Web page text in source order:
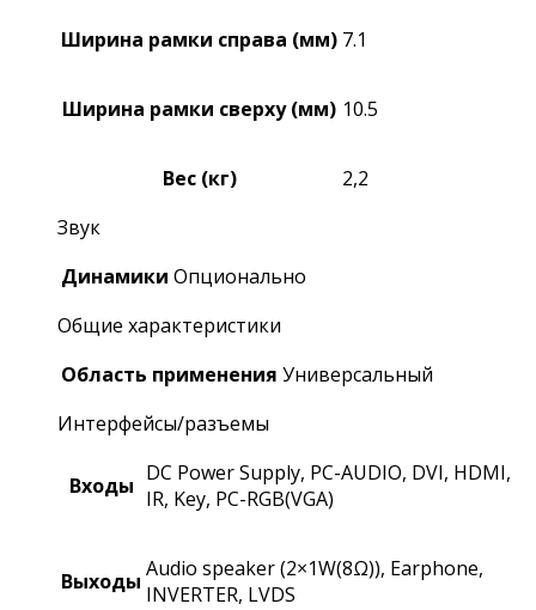
Ширина рамки справа (мм) 7.1
Ширина рамки сверху (мм) 10.5
Вес (кг)
2,2
Звук
Динамики Опционально
Общие характеристики
Область применения Универсальный
Интерфейсы/разъемы
Входы DC Power Supply, PC-AUDIO, DVI, HDMI,
IR, Key, PC-RGB(VGA)
Выходы Audio speaker (2×1W(8Ω)), Earphone,
INVERTER, LVDS